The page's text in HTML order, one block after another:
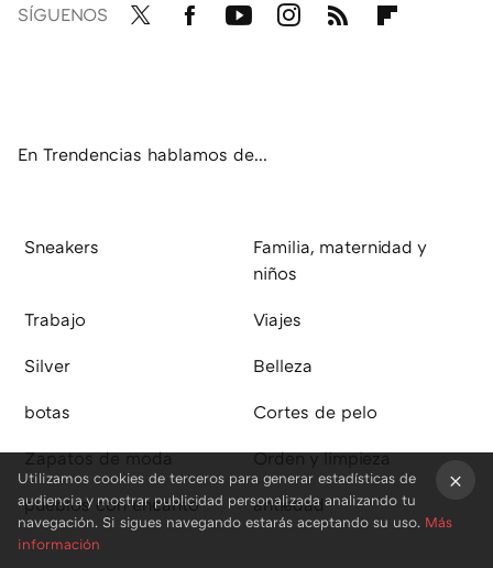
SÍGUENOS
En Trendencias hablamos de...
Sneakers
Familia, maternidad y
niños
Trabajo Viajes
Silver Belleza
botas Cortes de pelo
Zapatos de moda Orden y limpieza
pueblos con encanto antiedad
Utilizamos cookies de terceros para generar estadísticas de
audiencia y mostrar publicidad personalizada analizando tu
navegación. Si sigues navegando estarás aceptando su uso. Más
información